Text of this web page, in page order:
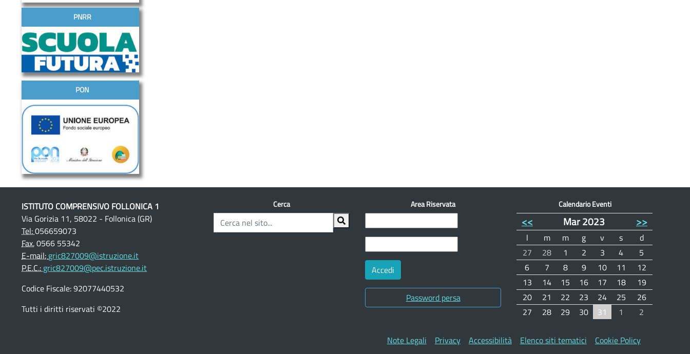
PNRR
PON
ISTITUTO COMPRENSIVO FOLLONICA 1
Via Gorizia 11, 58022 - Follonica (GR)
Tel:056659073
Fax.0566 55342
E-mail: gric827009@istruzione.it
P.E.C.: gric827009@pec.istruzione.it
Codice Fiscale: 92077440532
Tutti i diritti riservati ©2022
Cerca Area Riservata
Password persa
Calendario Eventi
<< Mar 2023 >>
l m m g v s
d
27
28 1 2 3 4
5
6
7 8 9 10 11
12
13
14 15 16 17 18
19
20
21 22 23 24 25
26
27
28 29 30 31 1 2
Note Legali Privacy Accessibilità Elenco siti tematici Cookie Policy